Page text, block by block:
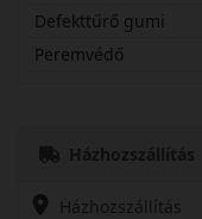
Defekttűrő gumi
Peremvédő
Házhozszállítás
Házhozszállítás